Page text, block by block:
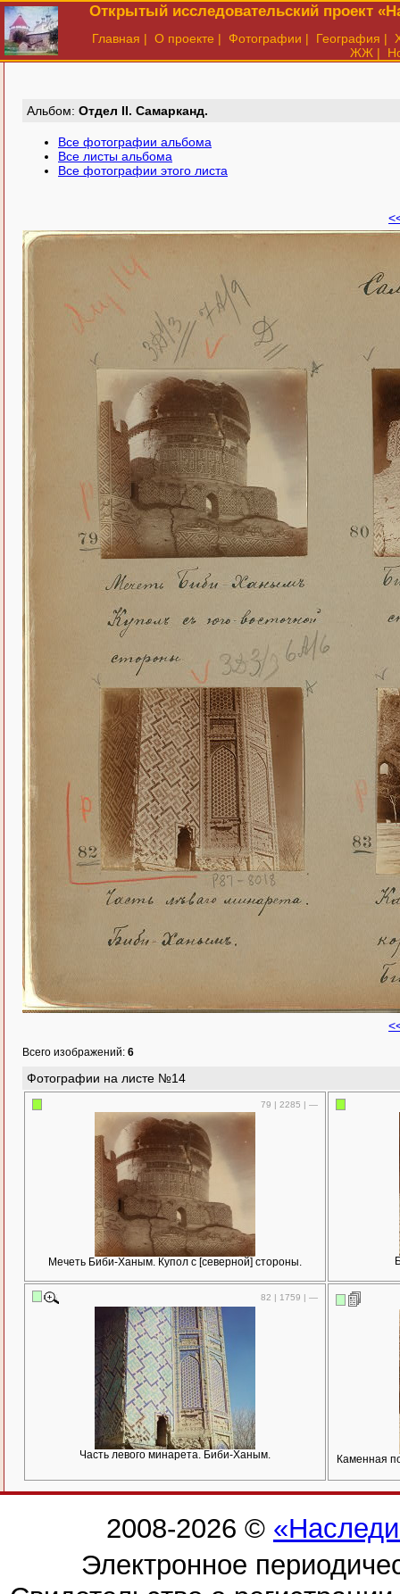
Открытый исследовательский проект
Главная | О проекте | Фотографии | География |
ЖЖ |
Aльбом: Отдел II. Самарканд.
Все фотографии альбома
Все листы альбома
Все фотографии этого листа
Всего изображений: 6
Фотографии на листе №14
79 | 2285 | —
Мечеть Биби-Ханым. Купол с [северной] стороны.
82 | 1759 | —
Часть левого минарета. Биби-Ханым. Каменная
2008-2026 ©
Электронное